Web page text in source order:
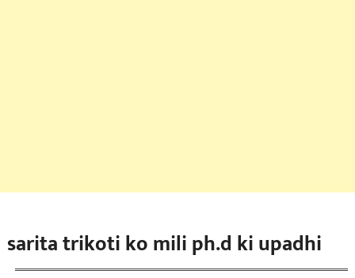
sarita trikoti ko mili ph.d ki upadhi